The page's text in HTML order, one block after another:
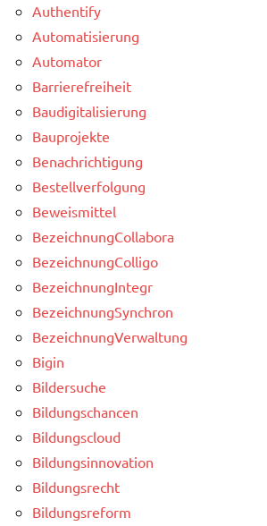
Authentify
Automatisierung
Automator
Barrierefreiheit
Baudigitalisierung
Bauprojekte
Benachrichtigung
Bestellverfolgung
Beweismittel
BezeichnungCollabora
BezeichnungColligo
BezeichnungIntegr
BezeichnungSynchron
BezeichnungVerwaltung
Bigin
Bildersuche
Bildungschancen
Bildungscloud
Bildungsinnovation
Bildungsrecht
Bildungsreform